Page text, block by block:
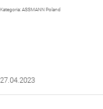
27.04.2023
Kategoria: ASSMANN Poland